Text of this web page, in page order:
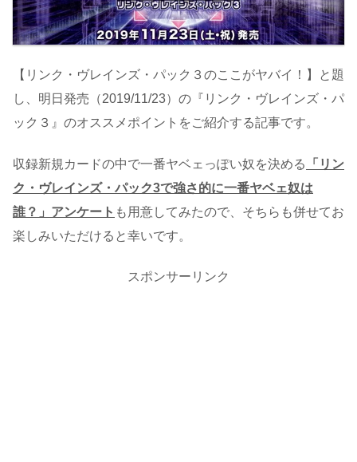
【リンク・ヴレインズ・パック３のここがヤバイ！】と題
し、明日発売（2019/11/23）の『リンク・ヴレインズ・パ
ック３』のオススメポイントをご紹介する記事です。
収録新規カードの中で一番ヤベェっぽい奴を決める
「リン
ク・ヴレインズ・パック3で強さ的に一番ヤベェ奴は
誰？」アンケート も用意してみたので、そちらも併せてお
楽しみいただけると幸いです。
スポンサーリンク